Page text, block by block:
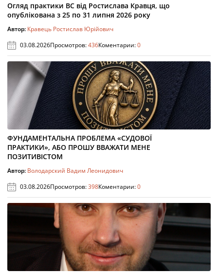
Огляд практики ВС від Ростислава Кравця, що
опублікована з 25 по 31 липня 2026 року
Автор: Кравець Ростислав Юрійович
03.08.2026Просмотров:436Коментарии:0
ФУНДАМЕНТАЛЬНА ПРОБЛЕМА «СУДОВОЇ
ПРАКТИКИ», АБО ПРОШУ ВВАЖАТИ МЕНЕ
ПОЗИТИВІСТОМ
Автор: Володарский Вадим Леонидович
03.08.2026Просмотров:398Коментарии:0